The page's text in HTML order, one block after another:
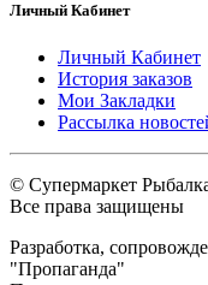
Личный Кабинет
Личный Кабинет
История заказов
Мои Закладки
Рассылка
© Супермаркет
Все права защищены
Разработка,
"Пропаганда"